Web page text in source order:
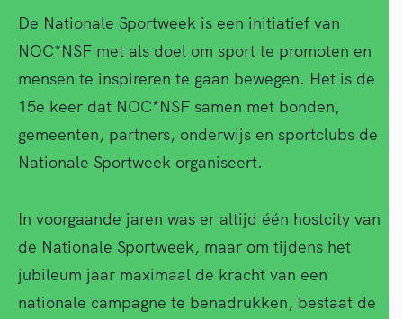
De Nationale Sportweek is een initiatief van
NOC*NSF met als doel om sport te promoten en
mensen te inspireren te gaan bewegen. Het is de
15e keer dat NOC*NSF samen met bonden,
gemeenten, partners, onderwijs en sportclubs de
Nationale Sportweek organiseert.
In voorgaande jaren was er altijd één hostcity van
de Nationale Sportweek, maar om tijdens het
jubileum jaar maximaal de kracht van een
nationale campagne te benadrukken, bestaat de